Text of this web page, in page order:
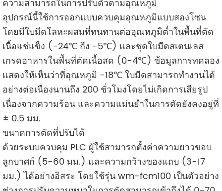
ความสามารถในการปรับตัวตามอุณหภูมิ
อุปกรณ์นี้ใช้การออกแบบควบคุมอุณหภูมิแบบสองโซน
โดยมีใบมีดโลหะผสมที่ทนทานต่ออุณหภูมิต่ำในพื้นที่ตัด
เนื้อแช่แข็ง (-24℃ ถึง -5℃) และชุดใบมีดสเตนเลส
เกรดอาหารในพื้นที่ตัดเนื้อสด (0-4℃) ข้อมูลการทดลอง
แสดงให้เห็นว่าที่อุณหภูมิ -18℃ ใบมีดสามารถทำงานได้
อย่างต่อเนื่องนานถึง 200 ชั่วโมงโดยไม่เกิดการเสียรูป
เนื่องจากความร้อน และความแม่นยำในการตัดยังคงอยู่ที่
± 0.5 มม.
ขนาดการตัดที่ปรับได้
ด้วยระบบควบคุม PLC ผู้ใช้สามารถตั้งค่าความยาวขอบ
ลูกบาศก์ (5-60 มม.) และความกว้างของแถบ (3-17
มม.) ได้อย่างอิสระ โดยใช้รุ่น wm-fcm100 เป็นตัวอย่าง